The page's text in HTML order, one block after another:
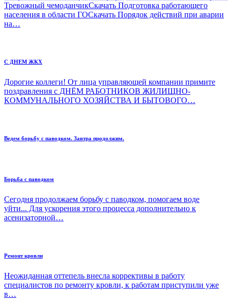
Тревожный чемоданчикСкачать Подготовка работающего
населения в области ГОСкачать Порядок действий при аварии
на…
С ДНЕМ ЖКХ
Дорогие коллеги! От лица управляющей компании примите
поздравления с ДНЁМ РАБОТНИКОВ ЖИЛИЩНО-
КОММУНАЛЬНОГО ХОЗЯЙСТВА И БЫТОВОГО…
Ведем борьбу с паводком. Завтра продолжим.
Борьба с паводком
Сегодня продолжаем борьбу с паводком, помогаем воде
уйти... Для ускорения этого процесса дополнительно к
асенизаторной…
Ремонт кровли
Неожиданная оттепель внесла коррективы в работу
специалистов по ремонту кровли, к работам приступили уже
в…